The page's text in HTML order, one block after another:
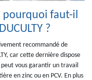
pourquoi faut-il
?
recommandé de
car cette dernière dispose
vous garantir un travail
en zinc ou en PCV. En plus